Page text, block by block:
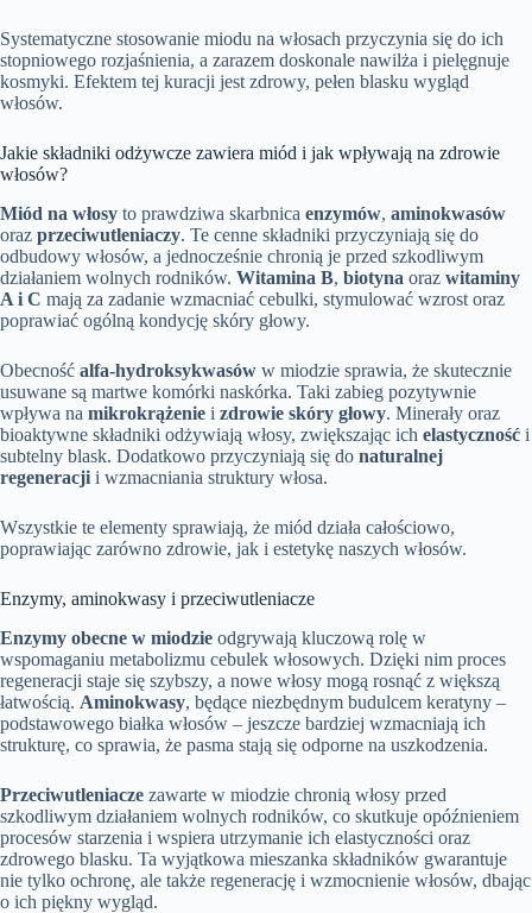
Systematyczne stosowanie miodu na włosach przyczynia się do ich
stopniowego rozjaśnienia, a zarazem doskonale nawilża i pielęgnuje
kosmyki. Efektem tej kuracji jest zdrowy, pełen blasku wygląd
włosów.
Jakie składniki odżywcze zawiera miód i jak wpływają na zdrowie
włosów?
Miód na włosy to prawdziwa skarbnica enzymów, aminokwasów
oraz przeciwutleniaczy. Te cenne składniki przyczyniają się do
odbudowy włosów, a jednocześnie chronią je przed szkodliwym
działaniem wolnych rodników. Witamina B, biotyna oraz witaminy
A i C mają za zadanie wzmacniać cebulki, stymulować wzrost oraz
poprawiać ogólną kondycję skóry głowy.
Obecność alfa-hydroksykwasów w miodzie sprawia, że skutecznie
usuwane są martwe komórki naskórka. Taki zabieg pozytywnie
wpływa na mikrokrążenie i zdrowie skóry głowy. Minerały oraz
bioaktywne składniki odżywiają włosy, zwiększając ich elastyczność i
subtelny blask. Dodatkowo przyczyniają się do naturalnej
regeneracji i wzmacniania struktury włosa.
Wszystkie te elementy sprawiają, że miód działa całościowo,
poprawiając zarówno zdrowie, jak i estetykę naszych włosów.
Enzymy, aminokwasy i przeciwutleniacze
Enzymy obecne w miodzie odgrywają kluczową rolę w
wspomaganiu metabolizmu cebulek włosowych. Dzięki nim proces
regeneracji staje się szybszy, a nowe włosy mogą rosnąć z większą
łatwością. Aminokwasy, będące niezbędnym budulcem keratyny –
podstawowego białka włosów – jeszcze bardziej wzmacniają ich
strukturę, co sprawia, że pasma stają się odporne na uszkodzenia.
Przeciwutleniacze zawarte w miodzie chronią włosy przed
szkodliwym działaniem wolnych rodników, co skutkuje opóźnieniem
procesów starzenia i wspiera utrzymanie ich elastyczności oraz
zdrowego blasku. Ta wyjątkowa mieszanka składników gwarantuje
nie tylko ochronę, ale także regenerację i wzmocnienie włosów, dbając
o ich piękny wygląd.